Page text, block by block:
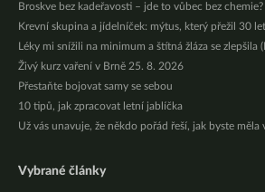
Broskve bez kadeřavosti – jde to vůbec bez chemie?
Krevní skupina a jídelníček: mýtus, který přežil 30
Léky mi snížili na minimum a štítná žláza se zlepšila
Živý kurz vaření v Brně 25. 8. 2026
Přestaňte bojovat samy se sebou
10 tipů, jak zpracovat letní jablíčka
Už vás unavuje, že někdo pořád řeší, jak byste měla
Vybrané články